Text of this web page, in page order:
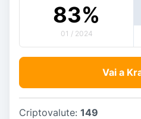
83%
01 / 2024
Vai a
Criptovalute: 149